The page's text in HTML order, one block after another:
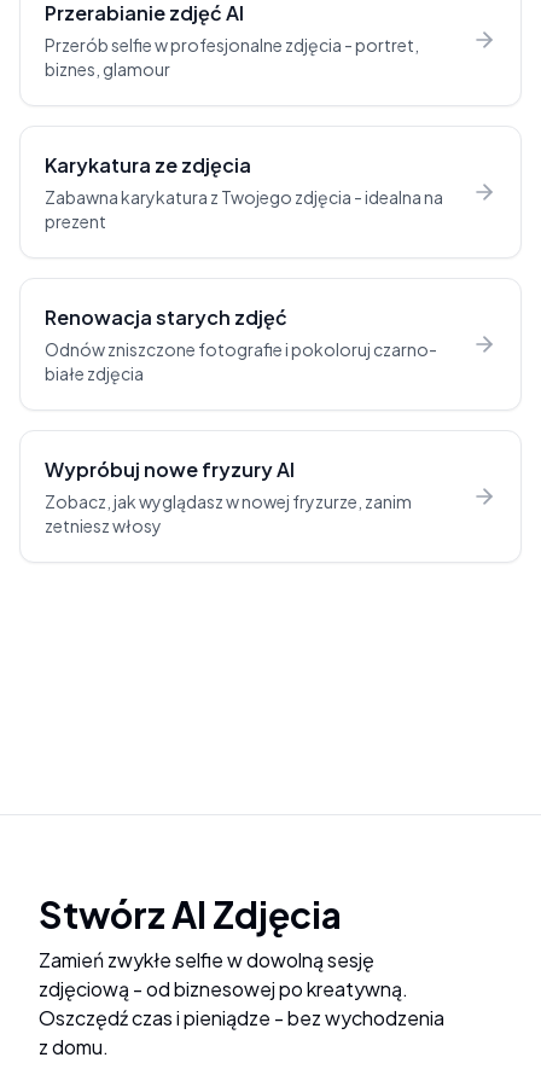
Przerabianie zdjęć AI
Przerób selfie w profesjonalne zdjęcia - portret,
biznes, glamour
Karykatura ze zdjęcia
Zabawna karykatura z Twojego zdjęcia - idealna na
prezent
Renowacja starych zdjęć
Odnów zniszczone fotografie i pokoloruj czarno-
białe zdjęcia
Wypróbuj nowe fryzury AI
Zobacz, jak wyglądasz w nowej fryzurze, zanim
zetniesz włosy
Stwórz AI Zdjęcia
Zamień zwykłe selfie w dowolną sesję
zdjęciową - od biznesowej po kreatywną.
Oszczędź czas i pieniądze - bez wychodzenia
z domu.